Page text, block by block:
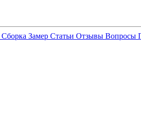
Сборка Замер Статьи Отзывы Вопросы